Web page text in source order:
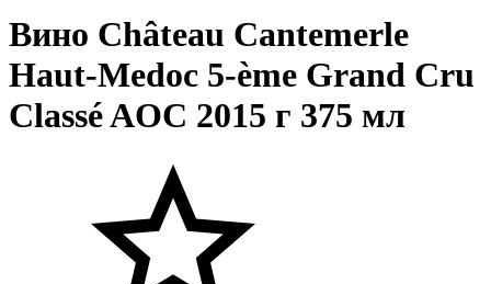
Вино Château Cantemerle
Haut-Medoc 5-ème Grand Cru
Classé AOC 2015 г 375 мл